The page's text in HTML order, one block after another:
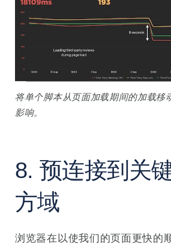
将单个脚本从页面加载期间的加载移
影响。
8. 预连接到关
方域
浏览器在以使我们的页面更​​快的